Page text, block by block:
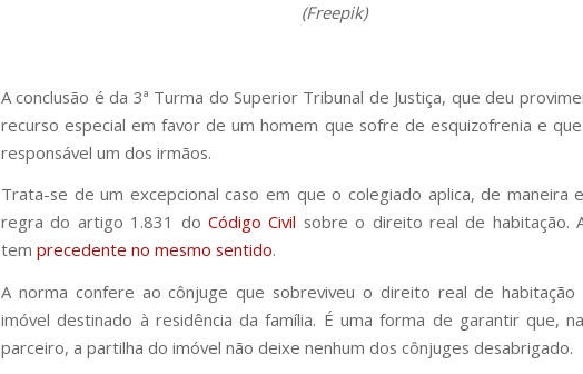
(Freepik)
A conclusão é da 3ª Turma do Superior Tribunal de Justiça, que deu
recurso especial em favor de um homem que sofre de esquizofrenia e
responsável um dos irmãos.
Trata-se de um excepcional caso em que o colegiado aplica, de maneira
regra do artigo 1.831 do Código Civil sobre o direito real de habitação.
tem precedente no mesmo sentido.
A norma confere ao cônjuge que sobreviveu o direito real de habitação
imóvel destinado à residência da família. É uma forma de garantir que,
parceiro, a partilha do imóvel não deixe nenhum dos cônjuges desabrigado.